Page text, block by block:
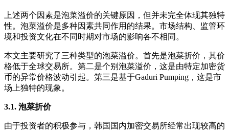
上述两个因素是泡菜溢价的关键原因，但并未完全体现其独特
性。泡菜溢价是多种因素共同作用的结果。市场结构、监管环
境和投资文化在不同时期对市场的影响各不相同。
本文主要研究了三种类型的泡菜溢价。首先是泡菜折价，其价
格低于全球交易所。第二是个别泡菜溢价，这是由特定加密货
币的异常价格波动引起。第三是基于Gaduri Pumping，这是市
场上独特的现象。
3.1. 泡菜折价
由于投资者的积极参与，韩国国内加密交易所经常出现较高的